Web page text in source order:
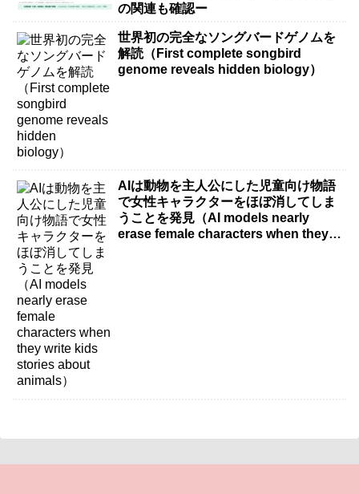
の関連も確認ー
世界初の完全なソングバードゲノムを
解読（First complete songbird
genome reveals hidden biology）
AIは動物を主人公にした児童向け物語
で女性キャラクターをほぼ消してしま
うことを発見（AI models nearly
erase female characters when they